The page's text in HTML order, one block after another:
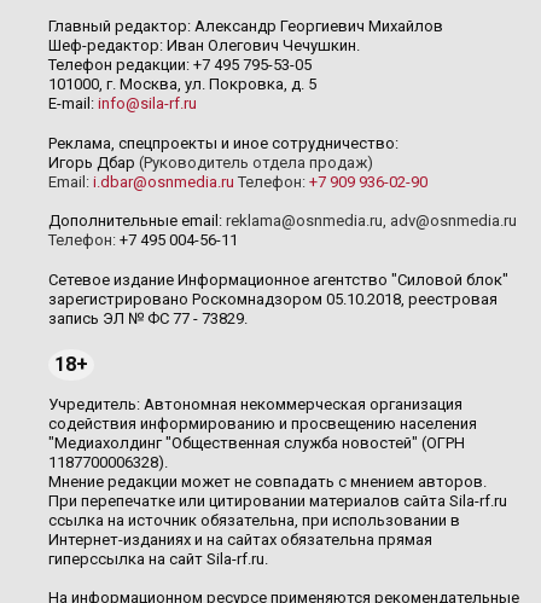
Главный редактор: Александр Георгиевич Михайлов
Шеф-редактор: Иван Олегович Чечушкин.
Телефон редакции: +7 495 795-53-05
101000, г. Москва, ул. Покровка, д. 5
E-mail: info@sila-rf.ru
Реклама, спецпроекты и иное сотрудничество:
Игорь Дбар (Руководитель отдела продаж)
Email: i.dbar@osnmedia.ru Телефон: +7 909 936-02-90
Дополнительные email: reklama@osnmedia.ru, adv@osnmedia.ru
Телефон: +7 495 004-56-11
Сетевое издание Информационное агентство "Силовой блок"
зарегистрировано Роскомнадзором 05.10.2018, реестровая
запись ЭЛ № ФС 77 - 73829.
18+
Учредитель: Автономная некоммерческая организация
содействия информированию и просвещению населения
"Медиахолдинг "Общественная служба новостей" (ОГРН
1187700006328).
Мнение редакции может не совпадать с мнением авторов.
При перепечатке или цитировании материалов сайта Sila-rf.ru
ссылка на источник обязательна, при использовании в
Интернет-изданиях и на сайтах обязательна прямая
гиперссылка на сайт Sila-rf.ru.
На информационном ресурсе применяются рекомендательные